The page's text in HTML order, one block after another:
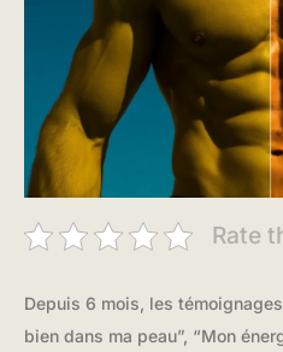
Rate
Depuis 6 mois, les
bien dans ma peau”, “Mon